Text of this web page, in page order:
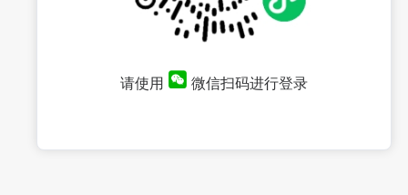
请使用 微信扫码进行登录